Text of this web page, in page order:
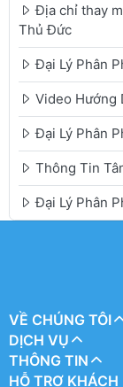
Địa chỉ thay
Thủ Đức
Đại Lý Phân
Video Hướng
Đại Lý Phân
Thông Tin
Đại Lý Phân
VỀ CHÚNG TÔI
DỊCH VỤ
THÔNG TIN
HỖ TRỢ